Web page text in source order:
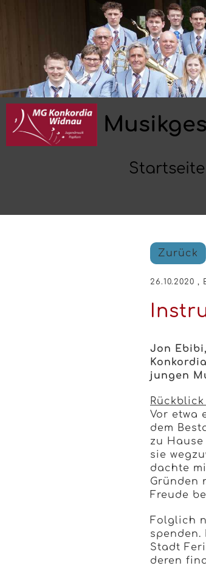
Startseite
Zurück
26.10.2020 ,
Jon
jungen
Vor etwa
dem
zu
sie
dachte
Gründen
Freude
Folglich
spenden.
Stadt
deren